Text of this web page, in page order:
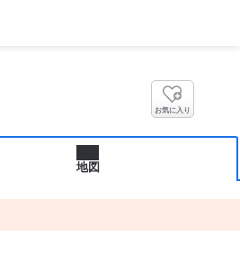
お気に入り
地図